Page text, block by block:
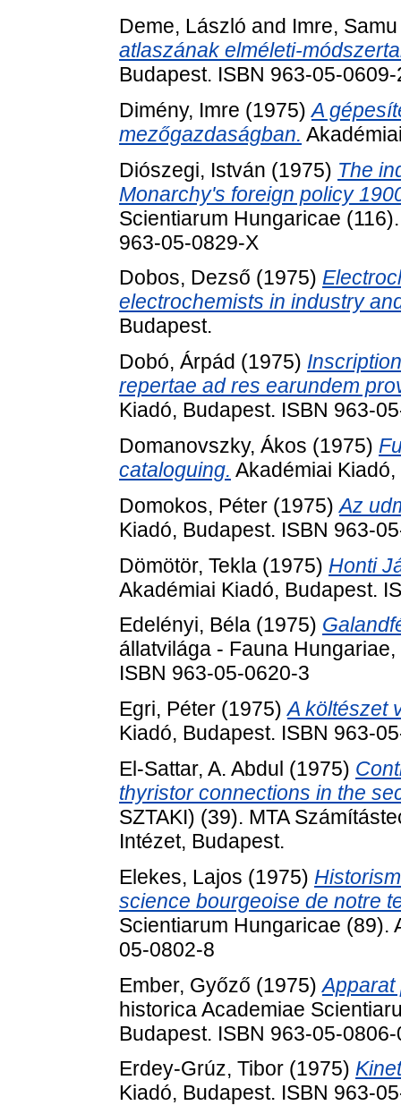
Deme, László and Imre, Samu
atlaszának elméleti-
Budapest. ISBN 963-05-0609-
Dimény, Imre (1975)A
mezőgazdaságban.
Diószegi, István (1975) The
Monarchy's foreign policy
Scientiarum Hungaricae
963-05-0829-X
Dobos, Dezső (1975)
electrochemists in industry
Budapest.
Dobó, Árpád (1975)
repertae ad res earundem
Kiadó, Budapest. ISBN 963-
Domanovszky, Ákos (1975)
cataloguing. Akadémiai
Domokos, Péter (1975)Az
Kiadó, Budapest. ISBN 963-
Dömötör, Tekla (1975) Honti
Akadémiai Kiadó, Budapest.
Edelényi, Béla (1975)
állatvilága - Fauna
ISBN 963-05-0620-3
Egri, Péter (1975)A költészet
Kiadó, Budapest. ISBN 963-
El-Sattar, A. Abdul (1975)
thyristor connections in the
SZTAKI) (39). MTA
Intézet, Budapest.
Elekes, Lajos (1975)
science bourgeoise de notre
Scientiarum Hungaricae (89).
05-0802-8
Ember, Győző (1975)Apparat
historica Academiae
Budapest. ISBN 963-05-0806-
Erdey-Grúz, Tibor (1975)
Kiadó, Budapest. ISBN 963-